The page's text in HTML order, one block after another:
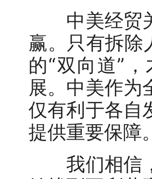
中美经贸关
赢。只有拆除
的“双向道”
展。中美作为
仅有利于各自
提供重要保障。
我们相信，